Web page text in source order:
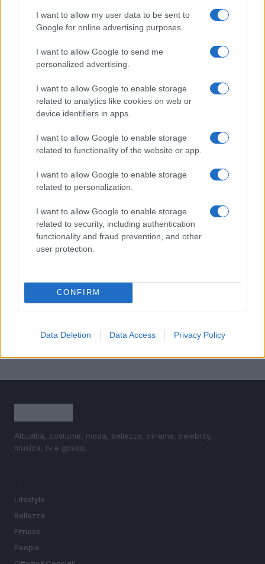
I want to allow my user data to be sent to
Google for online advertising purposes.
I want to allow Google to send me
personalized advertising.
I want to allow Google to enable storage
related to analytics like cookies on web or
device identifiers in apps.
I want to allow Google to enable storage
related to functionality of the website or app.
I want to allow Google to enable storage
related to personalization.
I want to allow Google to enable storage
related to security, including authentication
functionality and fraud prevention, and other
user protection.
CONFIRM
Data Deletion Data Access Privacy Policy
Gassanoff vince a Copenhagen
Cristian Castiglioni · 7 Ago 2026
PIÙ LETTI
Sognare il fango ha anche dei significati positivi (che
ci crediate o no)
Come valorizzare la zona giorno attraverso una scelta
consapevole dell’arredamento
Dove andare per sfuggire all’afa: 5 mete fresche vicino
a Milano
4
5 Tendenze estive 2026: zero-proof, cucina locale e
Attualità, costume, moda, bellezza, cinema, celebrity,
musica, tv e gossip.
Lifestyle
Bellezza
Fitness
People